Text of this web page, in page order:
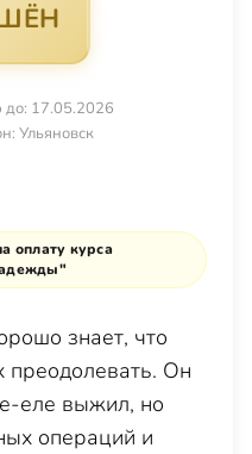
до: 17.05.2026
Ульяновск
оплату курса
знает, что
преодолевать. Он
еле выжил, но
операций и